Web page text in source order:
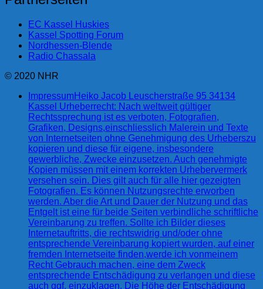
EC Kassel Huskies
Kassel Spotting Forum
Nordhessen-Blende
Radio Chassala
© 2020 NHR
ImpressumHeiko Jacob Leuscherstraße 95 34134
Kassel Urheberrecht: Nach weltweit gültiger
Rechtssprechung ist es verboten, Fotografien,
Grafiken, Designs,einschliesslich Malerein und Texte
von Internetseiten ohne Genehmigung des Urheberszu
kopieren und diese für eigene, insbesondere
gewerbliche, Zwecke einzusetzen. Auch genehmigte
Kopien müssen mit einem korrekten Urhebervermerk
versehen sein. Dies gilt auch für alle hier gezeigten
Fotografien. Es können Nutzungsrechte erworben
werden. Aber die Art und Dauer der Nutzung und das
Entgelt ist eine für beide Seiten verbindliche schriftliche
Vereinbarung zu treffen. Sollte ich Bilder dieses
Internetauftritts, die rechtswidrig und/oder ohne
entsprechende Vereinbarung kopiert wurden, auf einer
fremden Internetseite finden,werde ich vonmeinem
Recht Gebrauch machen, eine dem Zweck
entsprechende Entschädigung zu verlangen und diese
auch ggf. einzuklagen. Die Höhe der Entschädigung